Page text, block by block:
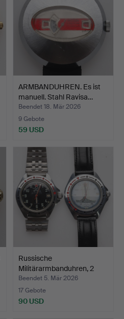
ARMBANDUHREN. Es ist
manuell. Stahl Ravisa…
Beendet 18. Mär 2026
9 Gebote
59 USD
Russische
Militärarmbanduhren, 2
Stück, ma…
Beendet 5. Mär 2026
17 Gebote
90 USD